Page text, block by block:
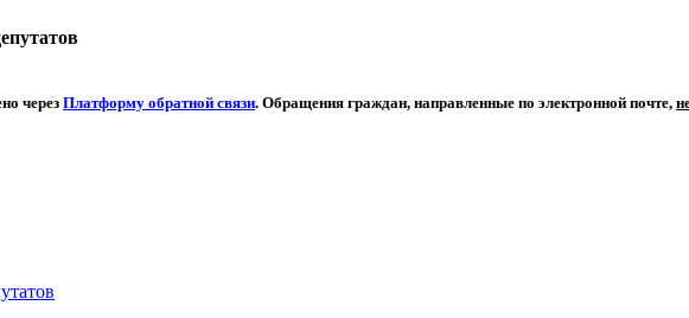
через Платформу обратной связи. Обращения граждан, направленные по электронной почте,